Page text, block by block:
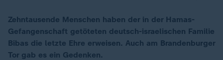
Zehntausende Menschen haben der in der Hamas-
Gefangenschaft getöteten deutsch-israelischen Familie
Bibas die letzte Ehre erweisen. Auch am Brandenburger
Tor gab es ein Gedenken.